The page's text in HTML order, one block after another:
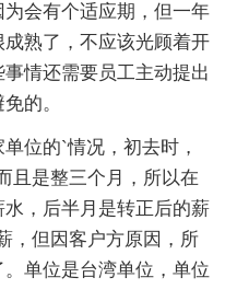
会有个适应期，但一年
熟了，不应该光顾着开
情还需要员工主动提出
的。
位的`情况，初去时，
且是整三个月，所以在
，后半月是转正后的薪
，但因客户方原因，所
单位是台湾单位，单位